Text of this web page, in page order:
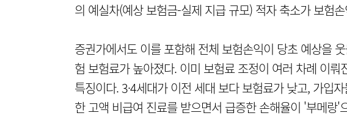
의 예실차(예상 보험금-실제 지급 규모) 적자 축소가 보험
증권가에서도 이를 포함해 전체 보험손익이 당초 예상을
험 보험료가 높아졌다. 이미 보험료 조정이 여러 차례 이뤄
특징이다. 3·4세대가 이전 세대 보다 보험료가 낮고, 가입
한 고액 비급여 진료를 받으면서 급증한 손해율이 '부메랑'